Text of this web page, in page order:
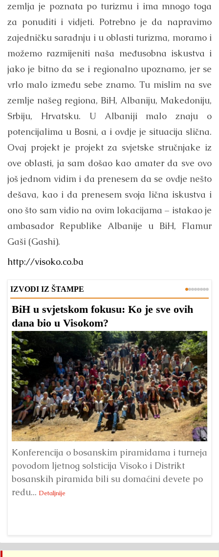
zemlja je poznata po turizmu i ima mnogo toga
za ponuditi i vidjeti. Potrebno je da napravimo
zajedničku saradnju i u oblasti turizma, moramo i
možemo razmijeniti naša međusobna iskustva i
jako je bitno da se i regionalno upoznamo, jer se
vrlo malo između sebe znamo. Tu mislim na sve
zemlje našeg regiona, BiH, Albaniju, Makedoniju,
Srbiju, Hrvatsku. U Albaniji malo znaju o
potencijalima u Bosni, a i ovdje je situacija slična.
Ovaj projekt je projekt za svjetske stručnjake iz
ove oblasti, ja sam došao kao amater da sve ovo
još jednom vidim i da prenesem da se ovdje nešto
dešava, kao i da prenesem svoja lična iskustva i
ono što sam vidio na ovim lokacijama – istakao je
ambasador Republike Albanije u BiH, Flamur
Gaši (Gashi).
http://visoko.co.ba
IZVODI IZ ŠTAMPE
BiH u svjetskom fokusu: Ko je sve ovih
dana bio u Visokom?
Konferencija o bosanskim piramidama i turneja
povodom ljetnog solsticija Visoko i Distrikt
bosanskih piramida bili su domaćini devete po
redu... Detaljnije